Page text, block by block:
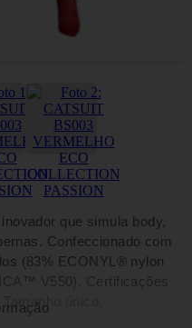
que simula body,
Confeccionado com
(83% ECONYL® nylon
V550). Certificações
único.